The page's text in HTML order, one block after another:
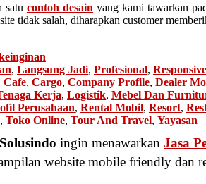
satu contoh desain yang kami tawarkan
tidak salah, diharapkan customer
, Langsung Jadi, Profesional, Responsive
Cafe, Cargo, Company Profile, Dealer
Kerja, Logistik, Mebel Dan
Perusahaan, Rental Mobil, Resort,
, Toko Online, Tour And Travel, Yayasan
ingin menawarkan Jasa
website mobile friendly dan